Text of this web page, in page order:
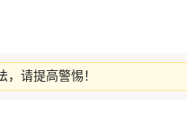
请提高警惕！